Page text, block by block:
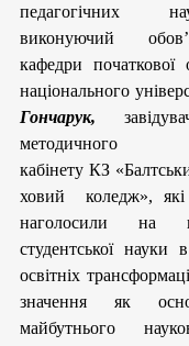
педагогічних
виконуючий
кафедри початкової
національного
Гончарук,
методичного
кабінету КЗ
ховий
коледж»,
наголосили на
студентської науки
освітніх
значення як
майбутнього